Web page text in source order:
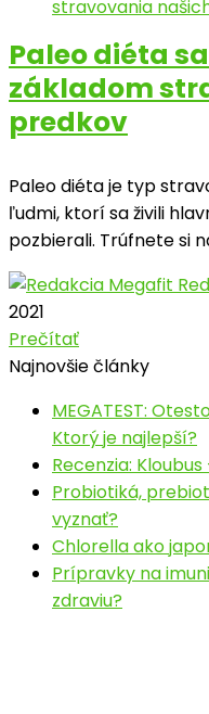
Paleo diéta
základom
predkov
Paleo diéta je typ
ľudmi, ktorí sa živili
pozbierali. Trúfnete si
2021
Prečítať
Najnovšie články
MEGATEST:
Ktorý je najlepší?
Recenzia:
Probiotiká,
vyznať?
Chlorella ako
Prípravky na
zdraviu?